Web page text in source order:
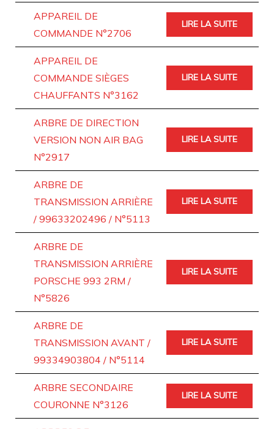
APPAREIL DE
COMMANDE N°2706
LIRE LA SUITE
APPAREIL DE
COMMANDE SIÈGES
CHAUFFANTS N°3162
LIRE LA SUITE
ARBRE DE DIRECTION
VERSION NON AIR BAG
N°2917
LIRE LA SUITE
ARBRE DE
TRANSMISSION ARRIÈRE
/ 99633202496 / N°5113
LIRE LA SUITE
ARBRE DE
TRANSMISSION ARRIÈRE
PORSCHE 993 2RM /
N°5826
LIRE LA SUITE
ARBRE DE
TRANSMISSION AVANT /
99334903804 / N°5114
LIRE LA SUITE
ARBRE SECONDAIRE
COURONNE N°3126
LIRE LA SUITE